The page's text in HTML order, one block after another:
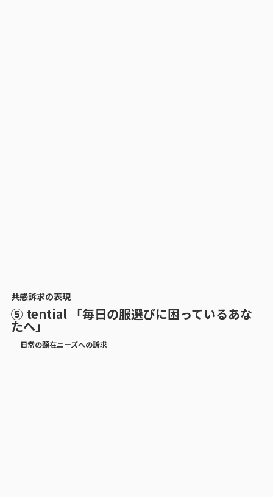
共感訴求の表現
⑤ tential 「毎日の服選びに困っているあな
たへ」
日常の顕在ニーズへの訴求